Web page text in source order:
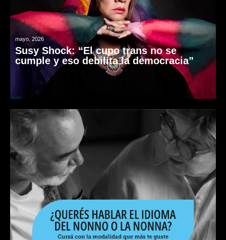
mayo, 2026
Susy Shock: “El cupo trans no se
cumple y eso debilita la democracia”